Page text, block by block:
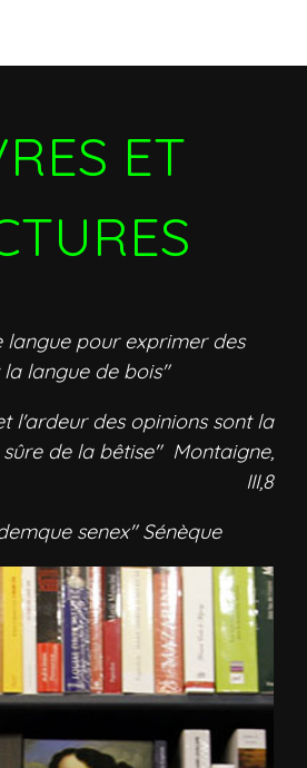
ET
langue pour exprimer des
la langue de bois"
l'ardeur des opinions sont la
de la bêtise" Montaigne,
III,8
senex" Sénèque